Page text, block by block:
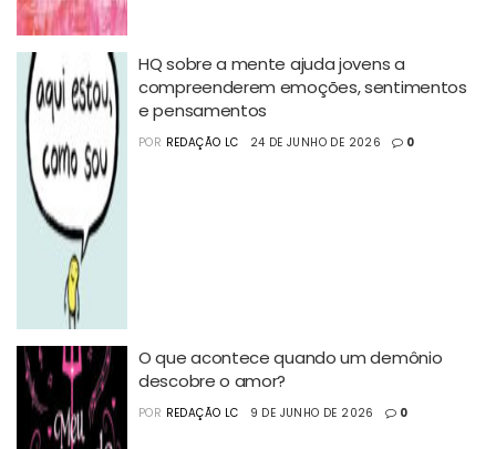
HQ sobre a mente ajuda jovens a
compreenderem emoções, sentimentos
e pensamentos
POR REDAÇÃO LC 24 DE JUNHO DE 2026 0
O que acontece quando um demônio
descobre o amor?
POR REDAÇÃO LC 9 DE JUNHO DE 2026 0